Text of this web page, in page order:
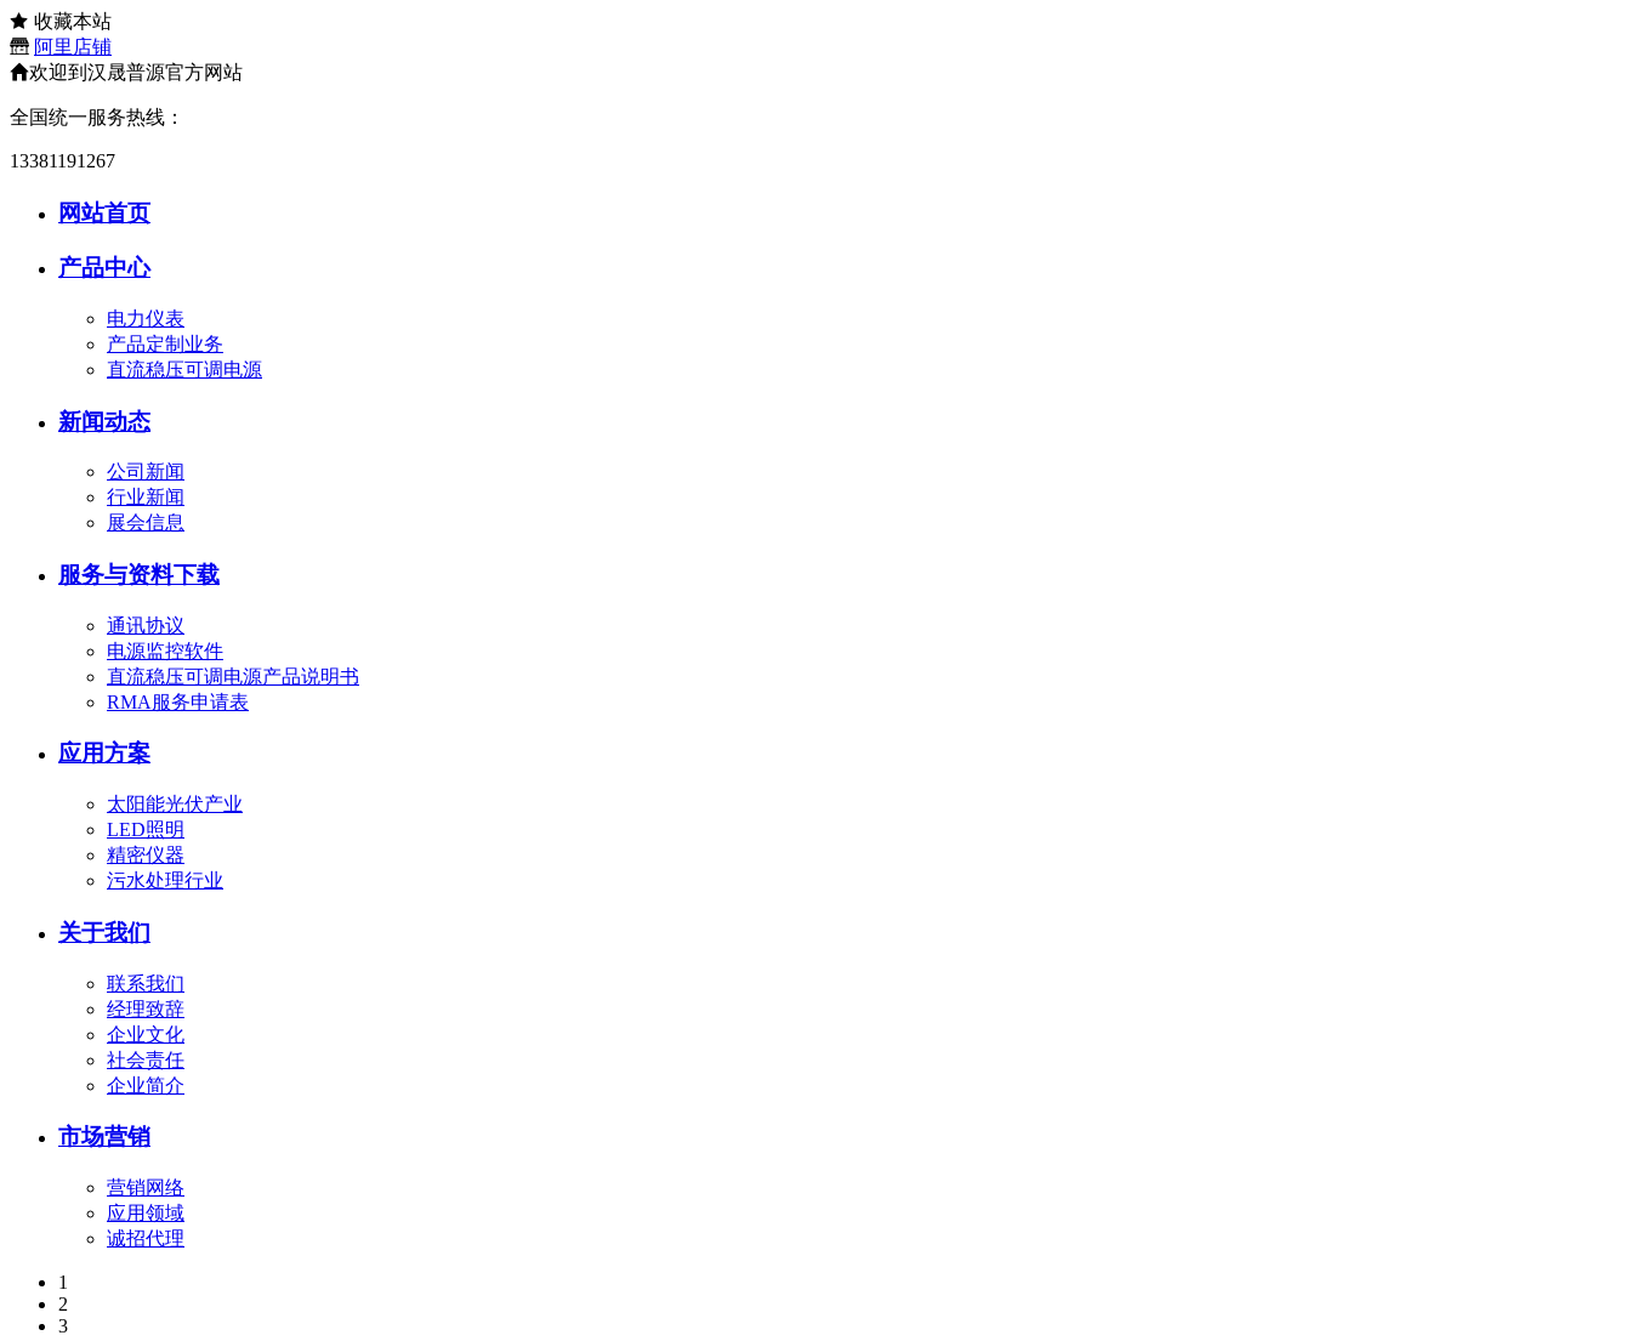
收藏本站
阿里店铺
欢迎到汉晟普源官方网站
全国统一服务热线：
13381191267
网站首页
产品中心
电力仪表
产品定制业务
直流稳压可调电源
新闻动态
公司新闻
行业新闻
展会信息
服务与资料下载
通讯协议
电源监控软件
直流稳压可调电源产品说明书
RMA服务申请表
应用方案
太阳能光伏产业
LED照明
精密仪器
污水处理行业
关于我们
联系我们
经理致辞
企业文化
社会责任
企业简介
市场营销
营销网络
应用领域
诚招代理
1
2
3